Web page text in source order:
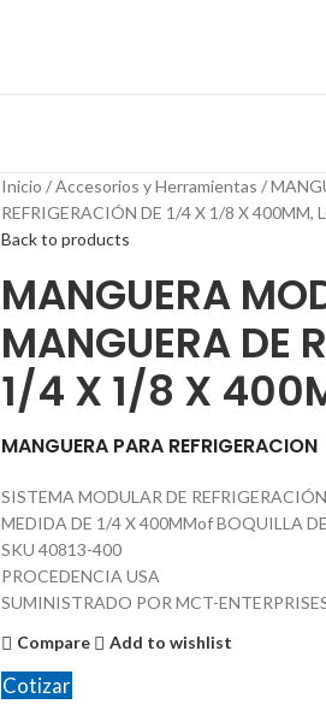
Inicio Accesorios y Herramientas
REFRIGERACIÓN DE 1/4 X 1/8 X 400MM,
Back to products
MANGUERA
MANGUERA DE
1/4 X 1/8 X
MANGUERA PARA REFRIGERACION
SISTEMA MODULAR DE REFRIGERACIÓN
MEDIDA DE 1/4 X 400MMof BOQUILLA
SKU 40813-400
PROCEDENCIA USA
SUMINISTRADO POR MCT-
Compare
Add to wishlist
Cotizar